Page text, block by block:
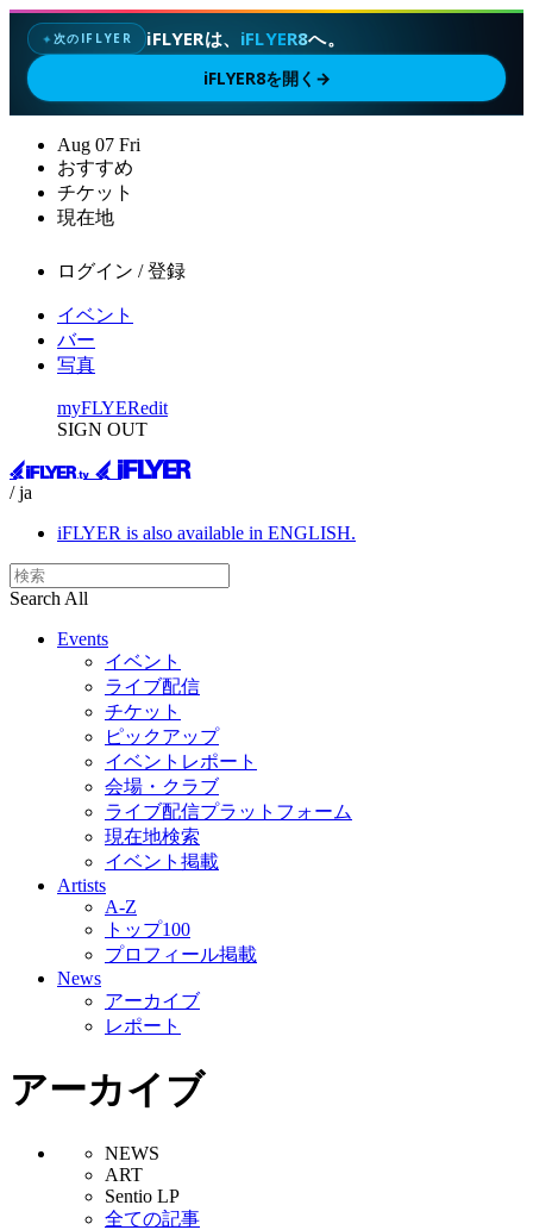
✦次のIFLYER iFLYERは、 iFLYER8へ。
iFLYER8を開く →
Aug 07 Fri
おすすめ
チケット
現在地
ログイン / 登録
イベント
バー
写真
myFLYERedit
SIGN OUT
/ ja
iFLYER is also available in ENGLISH.
Search All
Events
イベント
ライブ配信
チケット
ピックアップ
イベントレポート
会場・クラブ
ライブ配信プラットフォーム
現在地検索
イベント掲載
Artists
A-Z
トップ100
プロフィール掲載
News
アーカイブ
レポート
アーカイブ
NEWS
ART
Sentio LP
全ての記事